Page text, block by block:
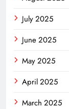
July 2025
June 2025
May 2025
April 2025
March 2025